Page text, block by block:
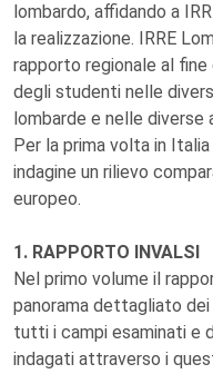
lombardo, affidando a
la realizzazione. IRRE
rapporto regionale al fine
degli studenti nelle
lombarde e nelle diverse
Per la prima volta in
indagine un rilievo
europeo.
1. RAPPORTO INVALSI
Nel primo volume il
panorama dettagliato
tutti i campi esaminati e
indagati attraverso i